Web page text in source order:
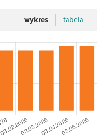
wykres tabela